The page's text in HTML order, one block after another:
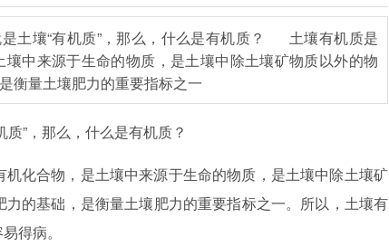
土壤“有机质”，那么，什么是有机质？ 土壤有机质是
中来源于生命的物质，是土壤中除土壤矿物质以外的物
衡量土壤肥力的重要指标之一
”，那么，什么是有机质？
化合物，是土壤中来源于生命的物质，是土壤中除土壤矿
的基础，是衡量土壤肥力的重要指标之一。所以，土壤有
得病。